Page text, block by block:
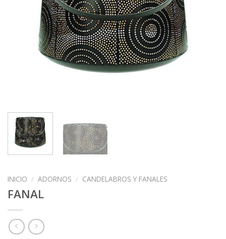
INICIO / ADORNOS / CANDELABROS Y FANALES
FANAL